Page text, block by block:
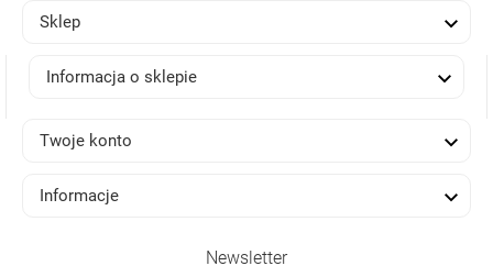
Sklep 
Informacja o sklepie 
Twoje konto 
Informacje 
Newsletter